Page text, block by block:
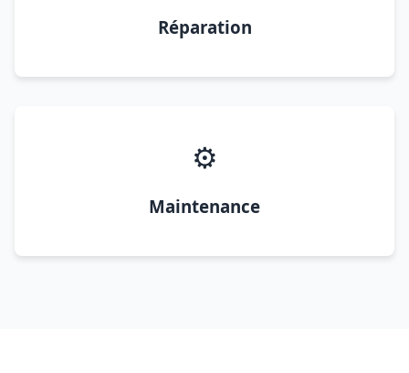
Réparation
⚙️
Maintenance